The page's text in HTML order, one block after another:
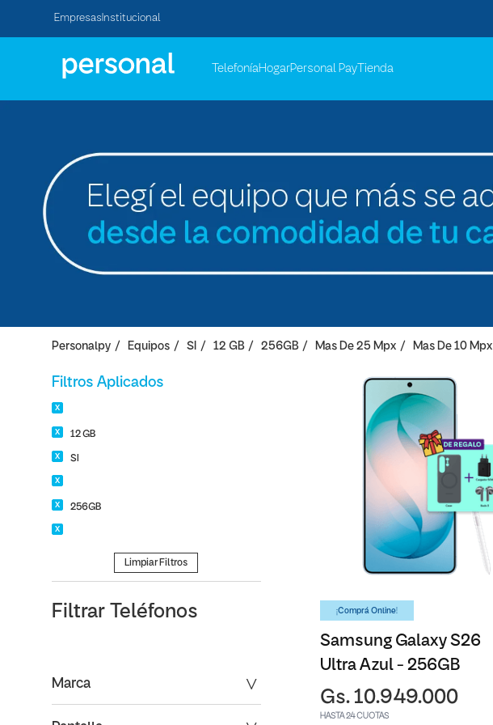
Empresas Institucional
TelefoníaHogarPersonal Pay Tienda
Personalpy Equipos SI 12 GB 256GB Mas De 25 Mpx Mas De 10 Mpx
Filtros Aplicados
12 GB
SI
256GB
Limpiar Filtros
Filtrar Teléfonos
Marca
¡Comprá Online!
Samsung Galaxy S26
Ultra Azul - 256GB
Gs. 10.949.000
HASTA 24 CUOTAS